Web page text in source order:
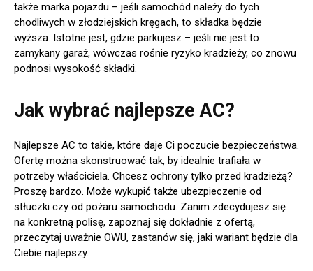
także marka pojazdu – jeśli samochód należy do tych
chodliwych w złodziejskich kręgach, to składka będzie
wyższa. Istotne jest, gdzie parkujesz – jeśli nie jest to
zamykany garaż, wówczas rośnie ryzyko kradzieży, co znowu
podnosi wysokość składki.
Jak wybrać najlepsze AC?
Najlepsze AC to takie, które daje Ci poczucie bezpieczeństwa.
Ofertę można skonstruować tak, by idealnie trafiała w
potrzeby właściciela. Chcesz ochrony tylko przed kradzieżą?
Proszę bardzo. Może wykupić także ubezpieczenie od
stłuczki czy od pożaru samochodu. Zanim zdecydujesz się
na konkretną polisę, zapoznaj się dokładnie z ofertą,
przeczytaj uważnie OWU, zastanów się, jaki wariant będzie dla
Ciebie najlepszy.